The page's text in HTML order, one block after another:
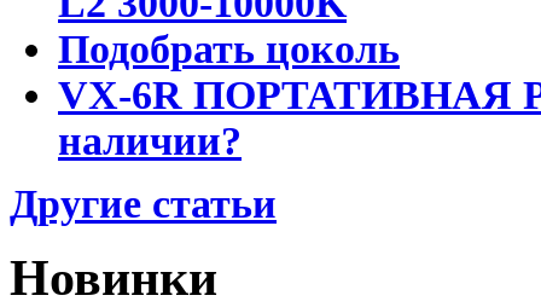
Подобрать цоколь
VX-6R ПОРТАТИВНАЯ
наличии?
Другие статьи
Новинки